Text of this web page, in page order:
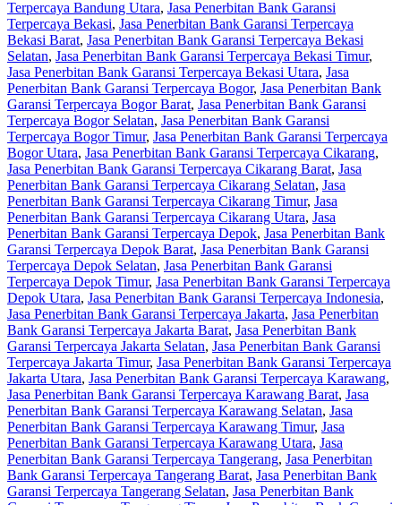
Terpercaya Bandung Utara, Jasa Penerbitan Bank Garansi
Terpercaya Bekasi, Jasa Penerbitan Bank Garansi Terpercaya
Bekasi Barat, Jasa Penerbitan Bank Garansi Terpercaya Bekasi
Selatan, Jasa Penerbitan Bank Garansi Terpercaya Bekasi Timur,
Jasa Penerbitan Bank Garansi Terpercaya Bekasi Utara, Jasa
Penerbitan Bank Garansi Terpercaya Bogor, Jasa Penerbitan Bank
Garansi Terpercaya Bogor Barat, Jasa Penerbitan Bank Garansi
Terpercaya Bogor Selatan, Jasa Penerbitan Bank Garansi
Terpercaya Bogor Timur, Jasa Penerbitan Bank Garansi Terpercaya
Bogor Utara, Jasa Penerbitan Bank Garansi Terpercaya Cikarang,
Jasa Penerbitan Bank Garansi Terpercaya Cikarang Barat, Jasa
Penerbitan Bank Garansi Terpercaya Cikarang Selatan, Jasa
Penerbitan Bank Garansi Terpercaya Cikarang Timur, Jasa
Penerbitan Bank Garansi Terpercaya Cikarang Utara, Jasa
Penerbitan Bank Garansi Terpercaya Depok, Jasa Penerbitan Bank
Garansi Terpercaya Depok Barat, Jasa Penerbitan Bank Garansi
Terpercaya Depok Selatan, Jasa Penerbitan Bank Garansi
Terpercaya Depok Timur, Jasa Penerbitan Bank Garansi Terpercaya
Depok Utara, Jasa Penerbitan Bank Garansi Terpercaya Indonesia,
Jasa Penerbitan Bank Garansi Terpercaya Jakarta, Jasa Penerbitan
Bank Garansi Terpercaya Jakarta Barat, Jasa Penerbitan Bank
Garansi Terpercaya Jakarta Selatan, Jasa Penerbitan Bank Garansi
Terpercaya Jakarta Timur, Jasa Penerbitan Bank Garansi Terpercaya
Jakarta Utara, Jasa Penerbitan Bank Garansi Terpercaya Karawang,
Jasa Penerbitan Bank Garansi Terpercaya Karawang Barat, Jasa
Penerbitan Bank Garansi Terpercaya Karawang Selatan, Jasa
Penerbitan Bank Garansi Terpercaya Karawang Timur, Jasa
Penerbitan Bank Garansi Terpercaya Karawang Utara, Jasa
Penerbitan Bank Garansi Terpercaya Tangerang, Jasa Penerbitan
Bank Garansi Terpercaya Tangerang Barat, Jasa Penerbitan Bank
Garansi Terpercaya Tangerang Selatan, Jasa Penerbitan Bank